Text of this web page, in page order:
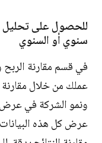
للحصول على تحليل
سنوي أو السنوي
في قسم مقارنة
عملك من خلال مقارنة
ونمو الشركة في عرض
عرض كل هذه